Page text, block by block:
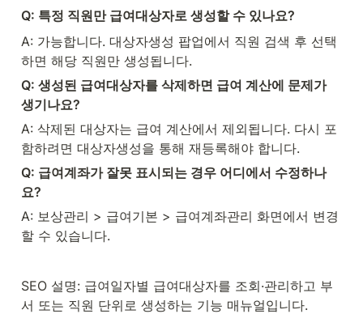
Q: 특정 직원만 급여대상자로 생성할 수 있나요?
A: 가능합니다. 대상자생성 팝업에서 직원 검색 후 선택
하면 해당 직원만 생성됩니다.
Q: 생성된 급여대상자를 삭제하면 급여 계산에 문제가
생기나요?
A: 삭제된 대상자는 급여 계산에서 제외됩니다. 다시 포
함하려면 대상자생성을 통해 재등록해야 합니다.
Q: 급여계좌가 잘못 표시되는 경우 어디에서 수정하나
요?
A: 보상관리 > 급여기본 > 급여계좌관리 화면에서 변경
할 수 있습니다.
SEO 설명: 급여일자별 급여대상자를 조회·관리하고 부
서 또는 직원 단위로 생성하는 기능 매뉴얼입니다.